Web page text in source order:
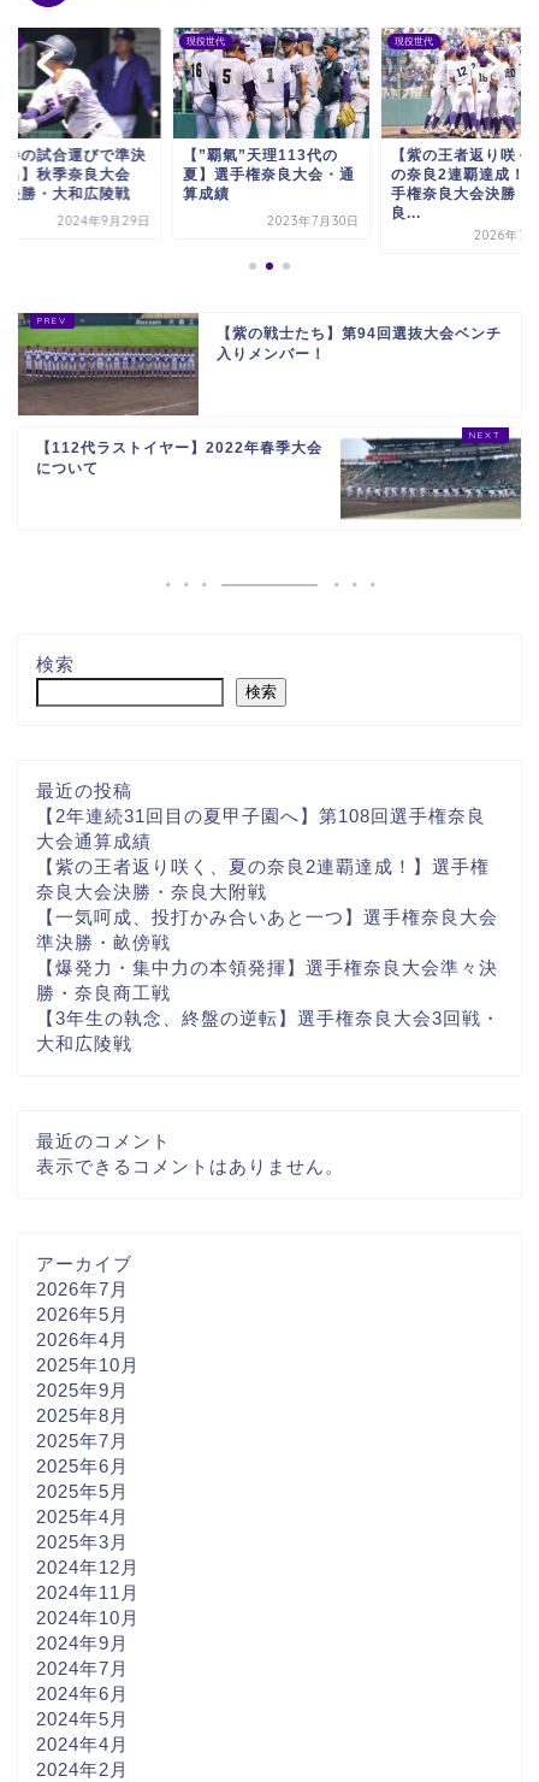
巻の試合運びで準決
出】秋季奈良大会
決勝・大和広陵戦
2024年9月29日
現役世代
【”覇氣”天理113代の
夏】選手権奈良大会・通
算成績
2023年7月30日
現役世代
【紫の王者返り咲く
の奈良2連覇達成！
手権奈良大会決勝・
良...
2026年7
【紫の戦士たち】第94回選抜大会ベンチ
入りメンバー！
【112代ラストイヤー】2022年春季大会
について
検索
検索
最近の投稿
【2年連続31回目の夏甲子園へ】第108回選手権奈良
大会通算成績
【紫の王者返り咲く、夏の奈良2連覇達成！】選手権
奈良大会決勝・奈良大附戦
【一気呵成、投打かみ合いあと一つ】選手権奈良大会
準決勝・畝傍戦
【爆発力・集中力の本領発揮】選手権奈良大会準々決
勝・奈良商工戦
【3年生の執念、終盤の逆転】選手権奈良大会3回戦・
大和広陵戦
最近のコメント
表示できるコメントはありません。
アーカイブ
2026年7月
2026年5月
2026年4月
2025年10月
2025年9月
2025年8月
2025年7月
2025年6月
2025年5月
2025年4月
2025年3月
2024年12月
2024年11月
2024年10月
2024年9月
2024年7月
2024年6月
2024年5月
2024年4月
2024年2月